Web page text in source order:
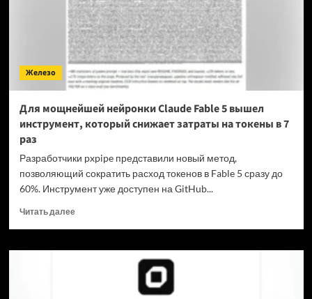
—
OnePlus
и
realme
полностью
переходят
на
Железо
Для мощнейшей нейронки Claude Fable 5 вышел
инструмент, который снижает затраты на токены в 7
раз
Разработчики pxpipe представили новый метод,
позволяющий сократить расход токенов в Fable 5 сразу до
60%. Инструмент уже доступен на GitHub...
Читать далееПрочитать
Для